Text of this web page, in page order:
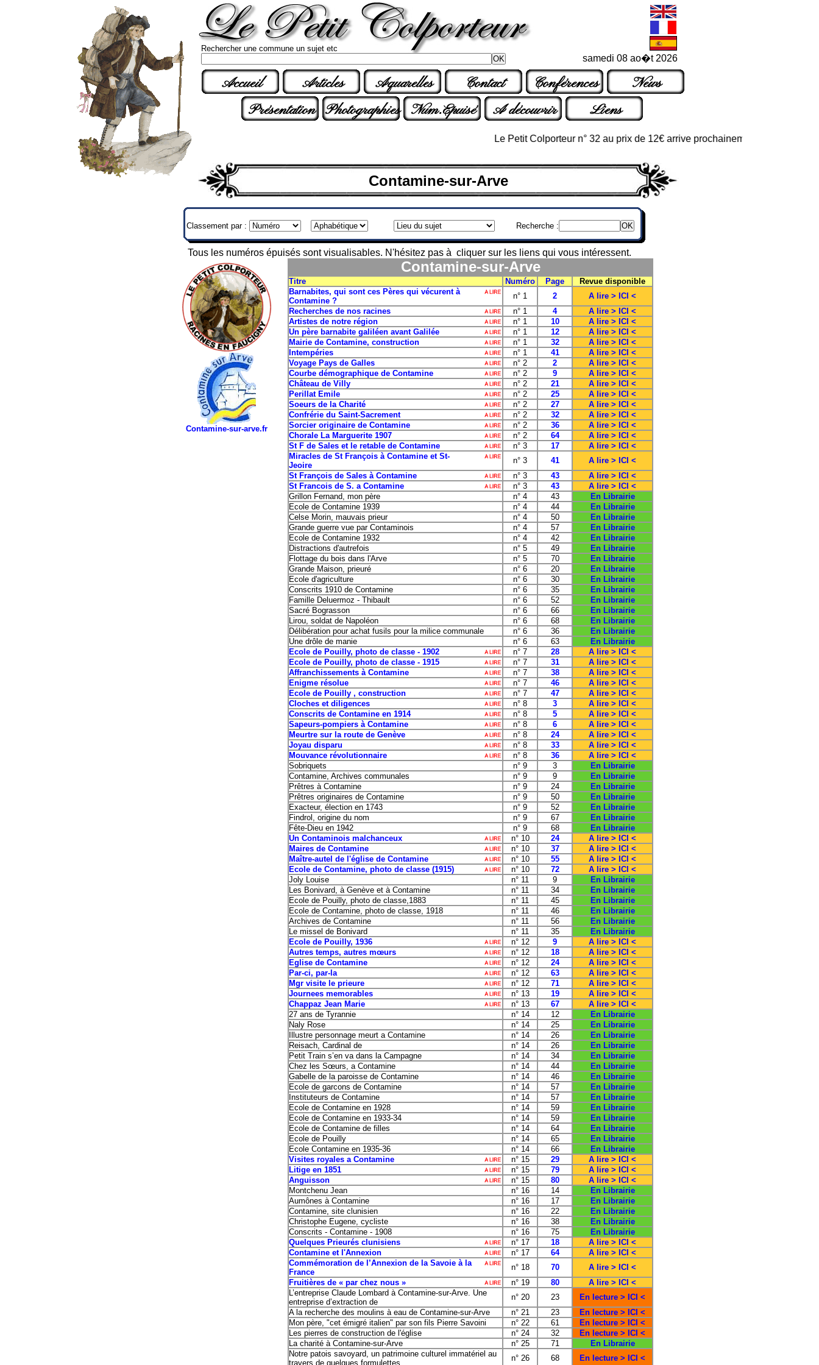
samedi 08 ao�t 2026
Rechercher une commune un sujet etc
Accueil Articles Aquarelles Contact Conférences
News
Présentation Photographies Num.Epuisé A découvrir Liens
Le Petit Colporteur n° 32 au prix de 12€ arrive prochainement dans les points
Contamine-sur-Arve
Classement par : Recherche :
Tous les numéros épuisés sont visualisables. N'hésitez pas à cliquer sur les liens qui vous intéressent.
Contamine-sur-arve.fr
Contamine-sur-Arve
Titre Numéro Page
Revue disponible
Barnabites, qui sont ces Pères qui vécurent à
Contamine ?
n° 1 2
A lire > ICI <
Recherches de nos racines
n° 1 4
A lire > ICI <
Artistes de notre région
n° 1 10
A lire > ICI <
Un père barnabite galiléen avant Galilée
n° 1 12
A lire > ICI <
Mairie de Contamine, construction
n° 1 32
A lire > ICI <
Intempéries
n° 1 41
A lire > ICI <
Voyage Pays de Galles
n° 2 2
A lire > ICI <
Courbe démographique de Contamine
n° 2 9
A lire > ICI <
Château de Villy
n° 2 21
A lire > ICI <
Perillat Emile
n° 2 25
A lire > ICI <
Soeurs de la Charité
n° 2 27
A lire > ICI <
Confrérie du Saint-Sacrement
n° 2 32
A lire > ICI <
Sorcier originaire de Contamine
n° 2 36
A lire > ICI <
Chorale La Marguerite 1907
n° 2 64
A lire > ICI <
St F de Sales et le retable de Contamine
n° 3 17
A lire > ICI <
Miracles de St François à Contamine et St-
Jeoire
n° 3 41
A lire > ICI <
St François de Sales à Contamine
n° 3 43
A lire > ICI <
St Francois de S. a Contamine
n° 3 43
A lire > ICI <
Grillon Fernand, mon père
n° 4 43
En Librairie
Ecole de Contamine 1939
n° 4 44
En Librairie
Celse Morin, mauvais prieur
n° 4 50
En Librairie
Grande guerre vue par Contaminois
n° 4 57
En Librairie
Ecole de Contamine 1932
n° 4 42
En Librairie
Distractions d'autrefois
n° 5 49
En Librairie
Flottage du bois dans l'Arve
n° 5 70
En Librairie
Grande Maison, prieuré
n° 6 20
En Librairie
Ecole d'agriculture
n° 6 30
En Librairie
Conscrits 1910 de Contamine
n° 6 35
En Librairie
Famille Deluermoz - Thibault
n° 6 52
En Librairie
Sacré Bograsson
n° 6 66
En Librairie
Lirou, soldat de Napoléon
n° 6 68
En Librairie
Délibération pour achat fusils pour la milice communale
n° 6 36
En Librairie
Une drôle de manie
n° 6 63
En Librairie
Ecole de Pouilly, photo de classe - 1902
n° 7 28
A lire > ICI <
Ecole de Pouilly, photo de classe - 1915
n° 7 31
A lire > ICI <
Affranchissements à Contamine
n° 7 38
A lire > ICI <
Enigme résolue
n° 7 46
A lire > ICI <
Ecole de Pouilly , construction
n° 7 47
A lire > ICI <
Cloches et diligences
n° 8 3
A lire > ICI <
Conscrits de Contamine en 1914
n° 8 5
A lire > ICI <
Sapeurs-pompiers à Contamine
n° 8 6
A lire > ICI <
Meurtre sur la route de Genève
n° 8 24
A lire > ICI <
Joyau disparu
n° 8 33
A lire > ICI <
Mouvance révolutionnaire
n° 8 36
A lire > ICI <
Sobriquets
n° 9 3
En Librairie
Contamine, Archives communales
n° 9 9
En Librairie
Prêtres à Contamine
n° 9 24
En Librairie
Prêtres originaires de Contamine
n° 9 50
En Librairie
Exacteur, élection en 1743
n° 9 52
En Librairie
Findrol, origine du nom
n° 9 67
En Librairie
Fête-Dieu en 1942
n° 9 68
En Librairie
Un Contaminois malchanceux
n° 10 24
A lire > ICI <
Maires de Contamine
n° 10 37
A lire > ICI <
Maître-autel de l'église de Contamine
n° 10 55
A lire > ICI <
Ecole de Contamine, photo de classe (1915)
n° 10 72
A lire > ICI <
Joly Louise
n° 11 9
En Librairie
Les Bonivard, à Genève et à Contamine
n° 11 34
En Librairie
Ecole de Pouilly, photo de classe,1883
n° 11 45
En Librairie
Ecole de Contamine, photo de classe, 1918
n° 11 46
En Librairie
Archives de Contamine
n° 11 56
En Librairie
Le missel de Bonivard
n° 11 35
En Librairie
Ecole de Pouilly, 1936
n° 12 9
A lire > ICI <
Autres temps, autres mœurs
n° 12 18
A lire > ICI <
Eglise de Contamine
n° 12 24
A lire > ICI <
Par-ci, par-la
n° 12 63
A lire > ICI <
Mgr visite le prieure
n° 12 71
A lire > ICI <
Journees memorables
n° 13 19
A lire > ICI <
Chappaz Jean Marie
n° 13 67
A lire > ICI <
27 ans de Tyrannie
n° 14 12
En Librairie
Naly Rose
n° 14 25
En Librairie
Illustre personnage meurt a Contamine
n° 14 26
En Librairie
Reisach, Cardinal de
n° 14 26
En Librairie
Petit Train s’en va dans la Campagne
n° 14 34
En Librairie
Chez les Sœurs, a Contamine
n° 14 44
En Librairie
Gabelle de la paroisse de Contamine
n° 14 46
En Librairie
Ecole de garcons de Contamine
n° 14 57
En Librairie
Instituteurs de Contamine
n° 14 57
En Librairie
Ecole de Contamine en 1928
n° 14 59
En Librairie
Ecole de Contamine en 1933-34
n° 14 59
En Librairie
Ecole de Contamine de filles
n° 14 64
En Librairie
Ecole de Pouilly
n° 14 65
En Librairie
Ecole Contamine en 1935-36
n° 14 66
En Librairie
Visites royales a Contamine
n° 15 29
A lire > ICI <
Litige en 1851
n° 15 79
A lire > ICI <
Anguisson
n° 15 80
A lire > ICI <
Montchenu Jean
n° 16 14
En Librairie
Aumônes à Contamine
n° 16 17
En Librairie
Contamine, site clunisien
n° 16 22
En Librairie
Christophe Eugene, cycliste
n° 16 38
En Librairie
Conscrits - Contamine - 1908
n° 16 75
En Librairie
Quelques Prieurés clunisiens
n° 17 18
A lire > ICI <
Contamine et l'Annexion
n° 17 64
A lire > ICI <
Commémoration de l’Annexion de la Savoie à la
France
n° 18 70
A lire > ICI <
Fruitières de « par chez nous »
n° 19 80
A lire > ICI <
L’entreprise Claude Lombard à Contamine-sur-Arve. Une
entreprise d’extraction de
n° 20 23
En lecture > ICI <
A la recherche des moulins à eau de Contamine-sur-Arve
n° 21 23
En lecture > ICI <
Mon père, "cet émigré italien" par son fils Pierre Savoini
n° 22 61
En lecture > ICI <
Les pierres de construction de l'église
n° 24 32
En lecture > ICI <
La charité à Contamine-sur-Arve
n° 25 71
En Librairie
Notre patois savoyard, un patrimoine culturel immatériel au
travers de quelques formulettes
n° 26 68 En lecture > ICI <